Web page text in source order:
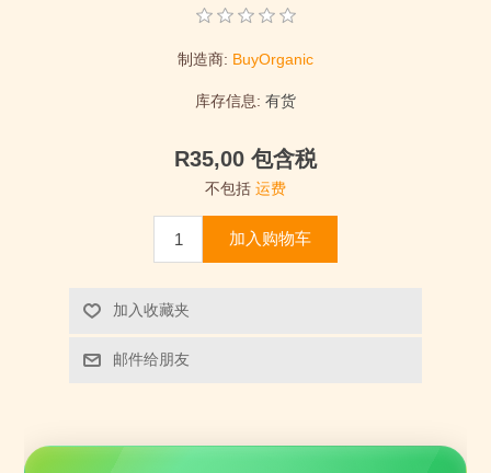
制造商: BuyOrganic
库存信息: 有货
R35,00 包含税
不包括 运费
加入购物车
加入收藏夹
邮件给朋友